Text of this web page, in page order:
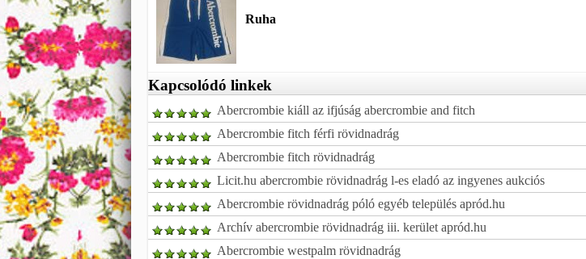
Ruha
Kapcsolódó linkek
Abercrombie kiáll az ifjúság abercrombie and fitch
Abercrombie fitch férfi rövidnadrág
Abercrombie fitch rövidnadrág
Licit.hu abercrombie rövidnadrág l-es eladó az ingyenes aukciós
Abercrombie rövidnadrág póló egyéb település apród.hu
Archív abercrombie rövidnadrág iii. kerület apród.hu
Abercrombie westpalm rövidnadrág